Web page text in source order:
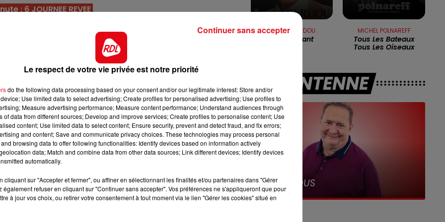
12h00 - 13h00
RDL & VOUS
: 6 JOURNEE REVEE
ses courses depuis plusieurs mois, il sait tout faire
de s'imposer dans ce quinté.
elle posséde une pointe de vitesse puissante dans la
moins de trafic, c'est une base incontournable.
qu'elle court sans ses fers, et c'est le moment de
quinté, elle aura l'appui d'Eric Raffin.
hiver, avec 4/4 sur cette piste. Fiable dans un parcours,
elle devrait encore bien faire.
le changement de tactique n'a pas été en sa faveur.
un accessit au poteau.
limite du recul et vient de bien s'imposer en Province.
et visera une 4/5 éme place.
que déf des posterieurs (1/6) aujourd'hui. Son driver
possibilité pour compléter la bonne combinaison.
MICHEL SARDOU
En Chantant
MICHEL POLNAREFF
Tous Les Bateaux
Tous Les Oiseaux
A L'ANTENNE
RDL & VOUS Les Après-midi qui chantent
Le respect de votre vie privée est notre priorité
do the following data processing based on your consent and/or our legitimate interest: Store and/or
Use limited data to select advertising; Create profiles for personalised advertising; Use profiles to
Measure advertising performance; Measure content performance; Understand audiences through
of data from different sources; Develop and improve services; Create profiles to personalise content; Use
content; Use limited data to select content; Ensure security, prevent and detect fraud, and fix errors;
and content; Save and communicate privacy choices. These technologies may process personal
browsing data to offer following functionalities: Identify devices based on information actively
data; Match and combine data from other data sources; Link different devices; Identify devices
automatically.
cliquant sur "Accepter et fermer", ou affiner en sélectionnant les finalités et/ou partenaires dans "Gérer
également refuser en cliquant sur "Continuer sans accepter". Vos préférences ne s'appliqueront que pour
à jour vos choix, ou retirer votre consentement à tout moment via le lien "Gérer les cookies" situé en
Continuer sans accepter